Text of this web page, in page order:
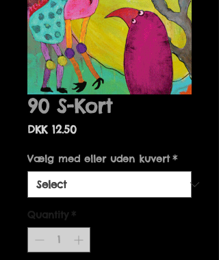
90 S-Kort
DKK 12.50Price
Vælg med eller uden kuvert *
Quantity *